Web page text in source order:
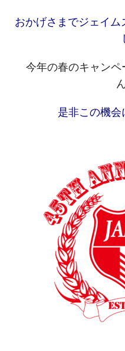
おかげさまでジェイム
今年の春のキャンペ
是非この機会